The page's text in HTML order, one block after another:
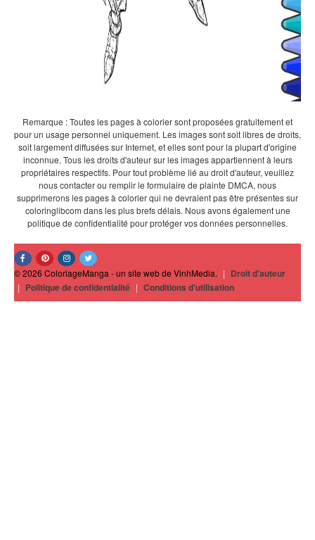
Remarque : Toutes les pages à colorier sont proposées gratuitement et
pour un usage personnel uniquement. Les images sont soit libres de droits,
soit largement diffusées sur Internet, et elles sont pour la plupart d'origine
inconnue. Tous les droits d'auteur sur les images appartiennent à leurs
propriétaires respectifs. Pour tout problème lié au droit d'auteur, veuillez
nous contacter ou remplir le formulaire de plainte DMCA, nous
supprimerons les pages à colorier qui ne devraient pas être présentes sur
coloringlibcom dans les plus brefs délais. Nous avons également une
politique de confidentialité pour protéger vos données personnelles.
© 2026 ColoriageManga - un site web de VinhMedia. | Droit d'auteur
| Politique de confidentialité | Conditions d'utilisation